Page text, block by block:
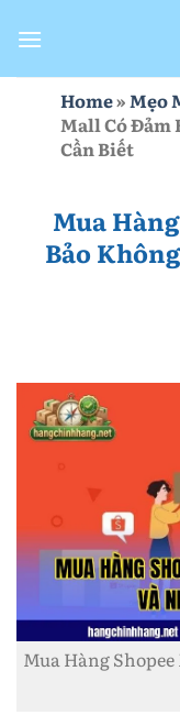
qua
Home»Mẹo
Mall Có Đảm
Cần Biết
Mua
Bảo
Mua Hàng